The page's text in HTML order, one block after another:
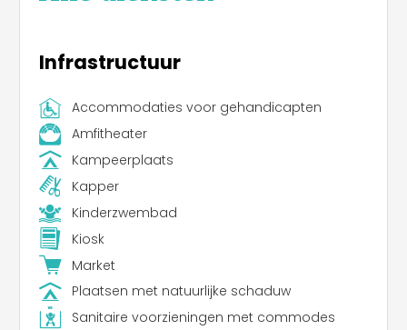
Infrastructuur
Accommodaties voor gehandicapten
Amfitheater
Kampeerplaats
Kapper
Kinderzwembad
Kiosk
Market
Plaatsen met natuurlijke schaduw
Sanitaire voorzieningen met commodes